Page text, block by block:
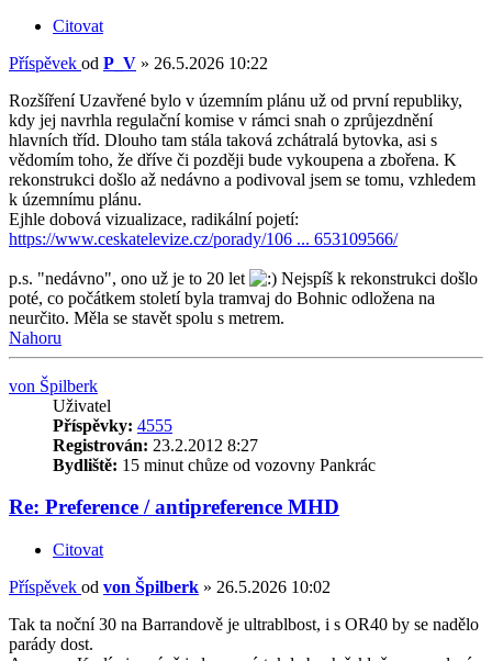
Citovat
Příspěvek od P_V » 26.5.2026 10:22
Rozšíření Uzavřené bylo v územním plánu už od první republiky,
kdy jej navrhla regulační komise v rámci snah o zprůjezdnění
hlavních tříd. Dlouho tam stála taková zchátralá bytovka, asi s
vědomím toho, že dříve či později bude vykoupena a zbořena. K
rekonstrukci došlo až nedávno a podivoval jsem se tomu, vzhledem
k územnímu plánu.
Ejhle dobová vizualizace, radikální pojetí:
https://www.ceskatelevize.cz/porady/106 ... 653109566/
p.s. "nedávno", ono už je to 20 let
Nejspíš k rekonstrukci došlo
poté, co počátkem století byla tramvaj do Bohnic odložena na
neurčito. Měla se stavět spolu s metrem.
Nahoru
von Špilberk
Uživatel
Příspěvky: 4555
Registrován: 23.2.2012 8:27
Bydliště: 15 minut chůze od vozovny Pankrác
Re: Preference / antipreference MHD
Citovat
Příspěvek od von Špilberk » 26.5.2026 10:02
Tak ta noční 30 na Barrandově je ultrablbost, i s OR40 by se nadělo
parády dost.